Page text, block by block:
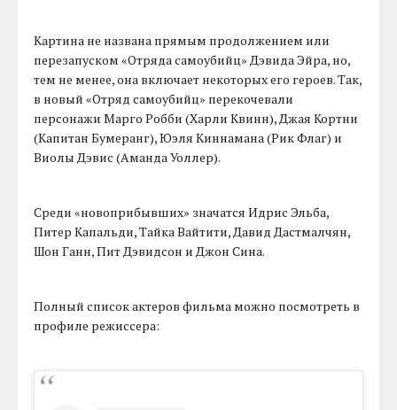
Картина не названа прямым продолжением или
перезапуском «Отряда самоубийц» Дэвида Эйра, но,
тем не менее, она включает некоторых его героев. Так,
в новый «Отряд самоубийц» перекочевали
персонажи Марго Робби (Харли Квинн), Джая Кортни
(Капитан Бумеранг), Юэля Киннамана (Рик Флаг) и
Виолы Дэвис (Аманда Уоллер).
Среди «новоприбывших» значатся Идрис Эльба,
Питер Капальди, Тайка Вайтити, Давид Дастмалчян,
Шон Ганн, Пит Дэвидсон и Джон Сина.
Полный список актеров фильма можно посмотреть в
профиле режиссера: